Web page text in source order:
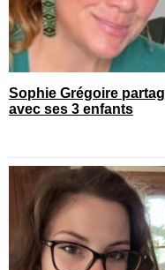
Sophie Grégoire
avec ses 3 enfants